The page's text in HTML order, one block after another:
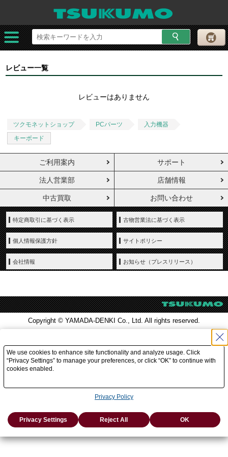
レビュー一覧
レビューはありません
ツクモネットショップ PCパーツ
入力機器
キーボード
ご利用案内 サポート
法人営業部 店舗情報
中古買取 お問い合わせ
特定商取引に基づく表示 古物営業法に基づく表示
個人情報保護方針 サイトポリシー
会社情報 お知らせ（プレスリリース）
Copyright © YAMADA-DENKI Co., Ltd. All rights reserved.
We use cookies to enhance site functionality and analyze usage. Click
“Privacy Settings” to manage your preferences, or click “OK” to continue with
cookies enabled.
Privacy Policy
Privacy Settings Reject All OK